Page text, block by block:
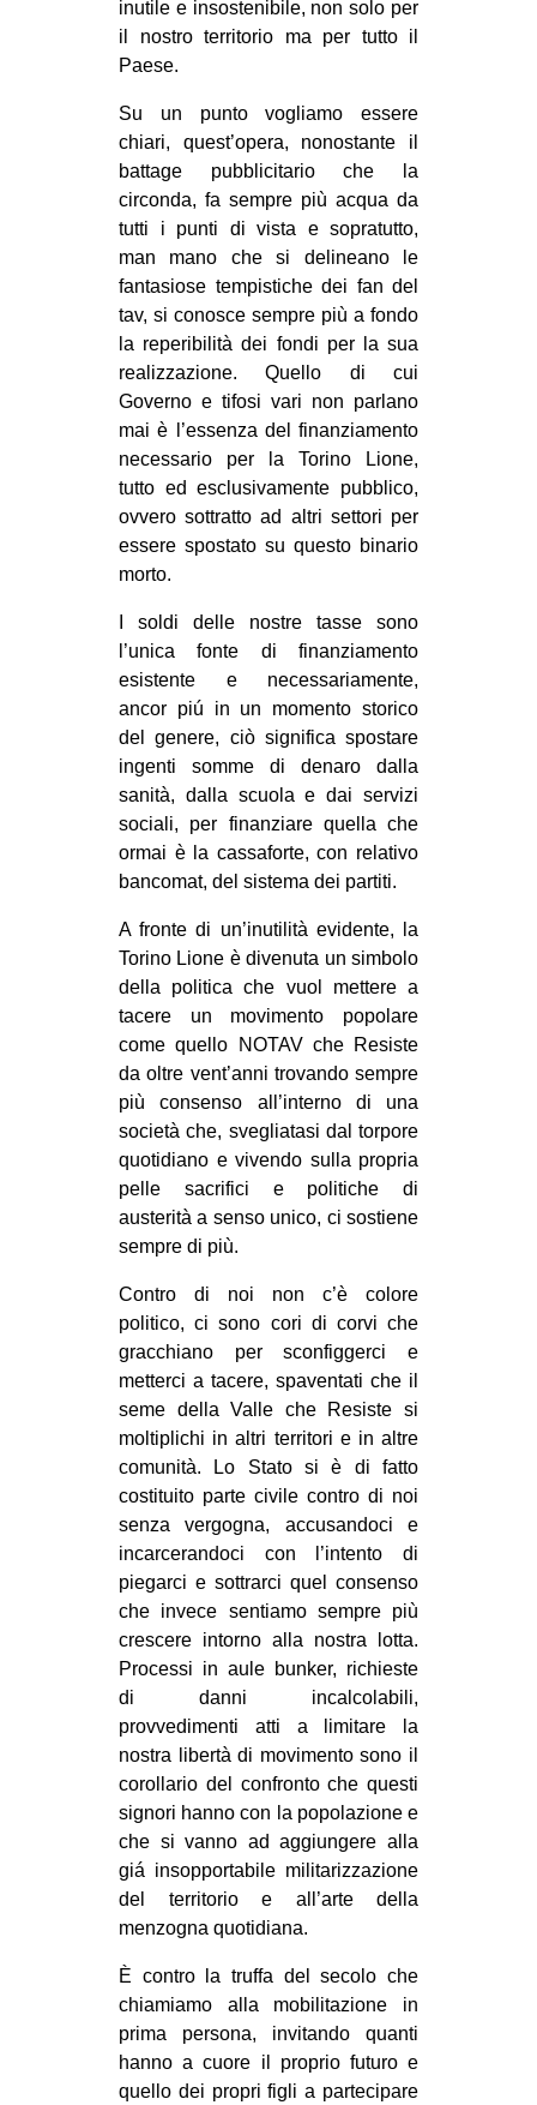
ARTE
MUSICA
RECENSIONI
INTERNAZIONALE
AMERICHE
ESTREMO ORIENTE
EUROPA
MEDIO ORIENTE
MONDO
EVENTI
Fb
tw
bsky
ms
SEARCH
inutile e insostenibile, non solo per
il nostro territorio ma per tutto il
Paese.
Su un punto vogliamo essere
chiari, quest’opera, nonostante il
battage pubblicitario che la
circonda, fa sempre più acqua da
tutti i punti di vista e sopratutto,
man mano che si delineano le
fantasiose tempistiche dei fan del
tav, si conosce sempre più a fondo
la reperibilità dei fondi per la sua
realizzazione. Quello di cui
Governo e tifosi vari non parlano
mai è l’essenza del finanziamento
necessario per la Torino Lione,
tutto ed esclusivamente pubblico,
ovvero sottratto ad altri settori per
essere spostato su questo binario
morto.
I soldi delle nostre tasse sono
l’unica fonte di finanziamento
esistente e necessariamente,
ancor piú in un momento storico
del genere, ciò significa spostare
ingenti somme di denaro dalla
sanità, dalla scuola e dai servizi
sociali, per finanziare quella che
ormai è la cassaforte, con relativo
bancomat, del sistema dei partiti.
A fronte di un’inutilità evidente, la
Torino Lione è divenuta un simbolo
della politica che vuol mettere a
tacere un movimento popolare
come quello NOTAV che Resiste
da oltre vent’anni trovando sempre
più consenso all’interno di una
società che, svegliatasi dal torpore
quotidiano e vivendo sulla propria
pelle sacrifici e politiche di
austerità a senso unico, ci sostiene
sempre di più.
Contro di noi non c’è colore
politico, ci sono cori di corvi che
gracchiano per sconfiggerci e
metterci a tacere, spaventati che il
seme della Valle che Resiste si
moltiplichi in altri territori e in altre
comunità. Lo Stato si è di fatto
costituito parte civile contro di noi
senza vergogna, accusandoci e
incarcerandoci con l’intento di
piegarci e sottrarci quel consenso
che invece sentiamo sempre più
crescere intorno alla nostra lotta.
Processi in aule bunker, richieste
di danni incalcolabili,
provvedimenti atti a limitare la
nostra libertà di movimento sono il
corollario del confronto che questi
signori hanno con la popolazione e
che si vanno ad aggiungere alla
giá insopportabile militarizzazione
del territorio e all’arte della
menzogna quotidiana.
È contro la truffa del secolo che
chiamiamo alla mobilitazione in
prima persona, invitando quanti
hanno a cuore il proprio futuro e
quello dei propri figli a partecipare